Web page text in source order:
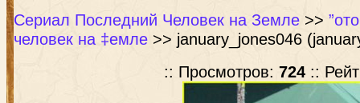
Сериал Последний Человек на Земле >>
человек на ‡емле >> january_jones046
:: Просмотров: 724 ::